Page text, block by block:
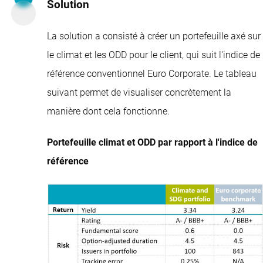
Solution
La solution a consisté à créer un portefeuille axé sur
le climat et les ODD pour le client, qui suit l'indice de
référence conventionnel Euro Corporate. Le tableau
suivant permet de visualiser concrètement la
manière dont cela fonctionne.
Portefeuille climat et ODD par rapport à l'indice de
référence